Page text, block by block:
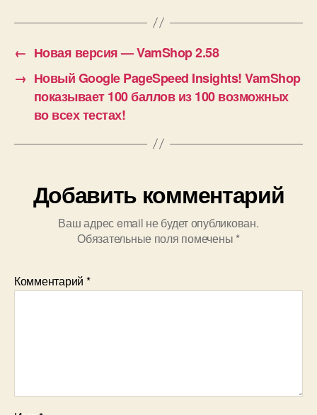
← Новая версия — VamShop 2.58
→ Новый Google PageSpeed Insights! VamShop
показывает 100 баллов из 100 возможных
во всех тестах!
Добавить комментарий
Ваш адрес email не будет опубликован.
Обязательные поля помечены *
Комментарий *